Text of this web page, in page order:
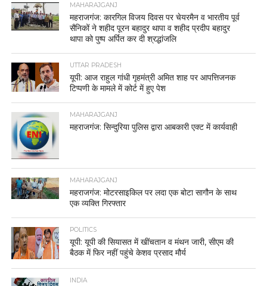
MAHARAJGANJ
महराजगंज: कारगिल विजय दिवस पर चेयरमैन व भारतीय पूर्व
सैनिकों ने शहीद पूरन बहादुर थापा व शहीद प्रदीप बहादुर
थापा को पुष्प अर्पित कर दी श्रद्धांजलि
UTTAR PRADESH
यूपी: आज राहुल गांधी गृहमंत्री अमित शाह पर आपत्तिजनक
टिप्पणी के मामले में कोर्ट में हुए पेश
MAHARAJGANJ
महराजगंज: सिन्दुरिया पुलिस द्वारा आबकारी एक्ट में कार्यवाही
MAHARAJGANJ
महराजगंज: मोटरसाइकिल पर लदा एक बोटा सागौन के साथ
एक व्यक्ति गिरफ्तार
POLITICS
यूपी: यूपी की सियासत में खींचतान व मंथन जारी, सीएम की
बैठक में फिर नहीं पहुंचे केशव प्रसाद मौर्य
INDIA